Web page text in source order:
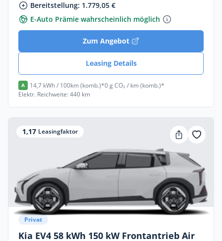
Bereitstellung: 1.779,05 €
E-Auto Prämie wahrscheinlich möglich
Zum Angebot
Leasing Details
A 14,7 kWh / 100km (komb.)*0 g CO₂ / km (komb.)*
Elektr. Reichweite: 440 km
1,17 Leasingfaktor
Privat
Kia EV4 58 kWh 150 kW Frontantrieb Air